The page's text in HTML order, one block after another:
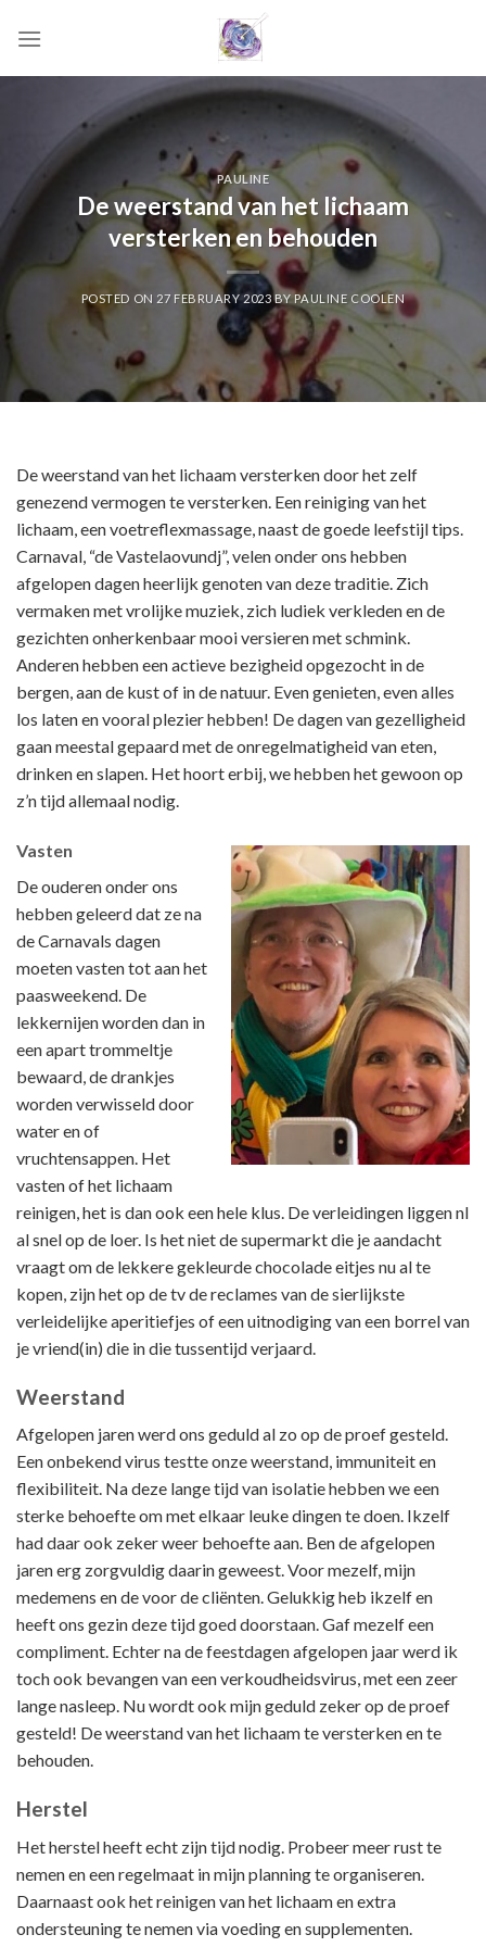
PAULINE
De weerstand van het lichaam
versterken en behouden
POSTED ON 27 FEBRUARY 2023BYPAULINE COOLEN
De weerstand van het lichaam versterken door het zelf
genezend vermogen te versterken. Een reiniging van het
lichaam, een voetreflexmassage, naast de goede leefstijl tips.
Carnaval, “de Vastelaovundj”, velen onder ons hebben
afgelopen dagen heerlijk genoten van deze traditie. Zich
vermaken met vrolijke muziek, zich ludiek verkleden en de
gezichten onherkenbaar mooi versieren met schmink.
Anderen hebben een actieve bezigheid opgezocht in de
bergen, aan de kust of in de natuur. Even genieten, even alles
los laten en vooral plezier hebben! De dagen van gezelligheid
gaan meestal gepaard met de onregelmatigheid van eten,
drinken en slapen. Het hoort erbij, we hebben het gewoon op
z’n tijd allemaal nodig.
Vasten
De ouderen onder ons
hebben geleerd dat ze na
de Carnavals dagen
moeten vasten tot aan het
paasweekend. De
lekkernijen worden dan in
een apart trommeltje
bewaard, de drankjes
worden verwisseld door
water en of
vruchtensappen. Het
vasten of het lichaam
reinigen, het is dan ook een hele klus. De verleidingen liggen nl
al snel op de loer. Is het niet de supermarkt die je aandacht
vraagt om de lekkere gekleurde chocolade eitjes nu al te
kopen, zijn het op de tv de reclames van de sierlijkste
verleidelijke aperitiefjes of een uitnodiging van een borrel van
je vriend(in) die in die tussentijd verjaard.
Weerstand
Afgelopen jaren werd ons geduld al zo op de proef gesteld.
Een onbekend virus testte onze weerstand, immuniteit en
flexibiliteit. Na deze lange tijd van isolatie hebben we een
sterke behoefte om met elkaar leuke dingen te doen. Ikzelf
had daar ook zeker weer behoefte aan. Ben de afgelopen
jaren erg zorgvuldig daarin geweest. Voor mezelf, mijn
medemens en de voor de cliënten. Gelukkig heb ikzelf en
heeft ons gezin deze tijd goed doorstaan. Gaf mezelf een
compliment. Echter na de feestdagen afgelopen jaar werd ik
toch ook bevangen van een verkoudheidsvirus, met een zeer
lange nasleep. Nu wordt ook mijn geduld zeker op de proef
gesteld! De weerstand van het lichaam te versterken en te
behouden.
Herstel
Het herstel heeft echt zijn tijd nodig. Probeer meer rust te
nemen en een regelmaat in mijn planning te organiseren.
Daarnaast ook het reinigen van het lichaam en extra
ondersteuning te nemen via voeding en supplementen.